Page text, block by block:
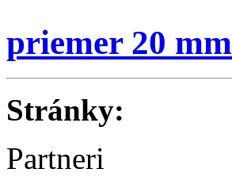
priemer 20 mm
Stránky:
Partneri